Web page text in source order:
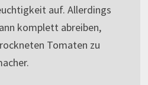
auf. Allerdings
komplett abreiben,
Tomaten zu